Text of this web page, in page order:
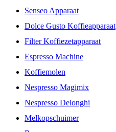
Senseo Apparaat
Dolce Gusto Koffieapparaat
Filter Koffiezetapparaat
Espresso Machine
Koffiemolen
Nespresso Magimix
Nespresso Delonghi
Melkopschuimer